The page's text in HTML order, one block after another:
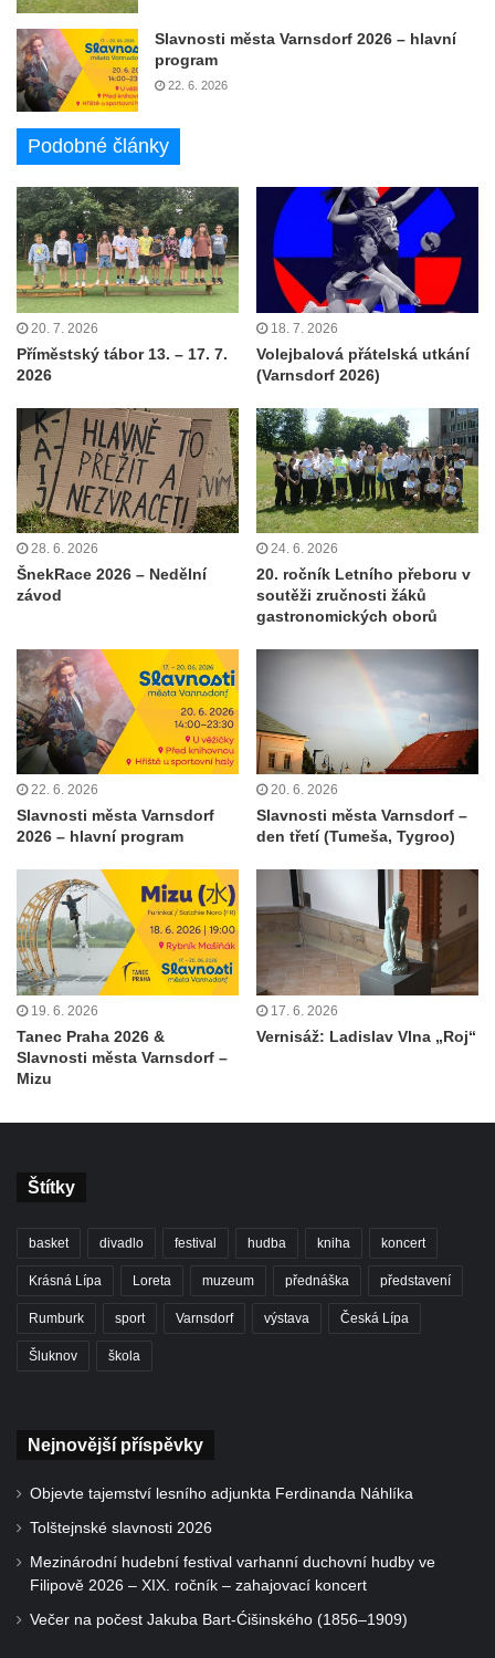
Slavnosti města Varnsdorf 2026 – hlavní
program
22. 6. 2026
Podobné články
20. 7. 2026
Příměstský tábor 13. – 17. 7.
2026
18. 7. 2026
Volejbalová přátelská utkání
(Varnsdorf 2026)
28. 6. 2026
ŠnekRace 2026 – Nedělní
závod
24. 6. 2026
20. ročník Letního přeboru v
soutěži zručnosti žáků
gastronomických oborů
22. 6. 2026
Slavnosti města Varnsdorf
2026 – hlavní program
20. 6. 2026
Slavnosti města Varnsdorf –
den třetí (Tumeša, Tygroo)
19. 6. 2026
Tanec Praha 2026 &
Slavnosti města Varnsdorf –
Mizu
17. 6. 2026
Vernisáž: Ladislav Vlna „Roj“
Štítky
basket divadlo festival hudba kniha koncert
Krásná Lípa Loreta muzeum přednáška představení
Rumburk sport Varnsdorf výstava Česká Lípa
Šluknov škola
Nejnovější příspěvky
Objevte tajemství lesního adjunkta Ferdinanda Náhlíka
Tolštejnské slavnosti 2026
Mezinárodní hudební festival varhanní duchovní hudby ve
Filipově 2026 – XIX. ročník – zahajovací koncert
Večer na počest Jakuba Bart-Ćišinského (1856–1909)